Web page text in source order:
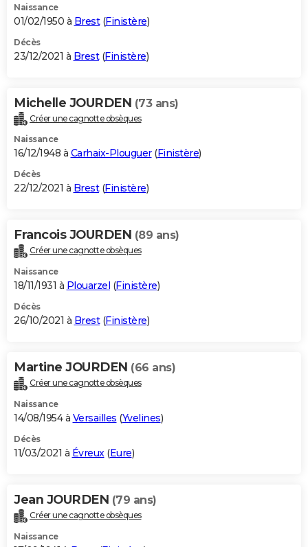
Naissance
01/02/1950 à Brest(Finistère)
Décès
23/12/2021 à Brest(Finistère)
Michelle JOURDEN (73 ans)
Créer une cagnotte obsèques
Naissance
16/12/1948 à Carhaix-Plouguer(Finistère)
Décès
22/12/2021 à Brest(Finistère)
Francois JOURDEN (89 ans)
Créer une cagnotte obsèques
Naissance
18/11/1931 à Plouarzel (Finistère)
Décès
26/10/2021 à Brest(Finistère)
Martine JOURDEN (66 ans)
Créer une cagnotte obsèques
Naissance
14/08/1954 à Versailles (Yvelines)
Décès
11/03/2021 à Évreux(Eure)
Jean JOURDEN (79 ans)
Créer une cagnotte obsèques
Naissance